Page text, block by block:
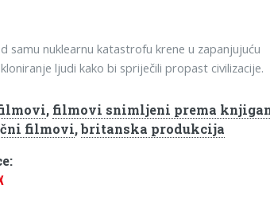
samu nuklearnu katastrofu krene u zapanjujuću
ljudi kako bi spriječili propast civilizacije.
, filmovi snimljeni prema
filmovi,britanska produkcija